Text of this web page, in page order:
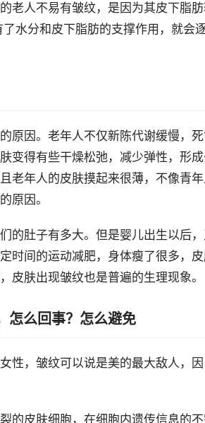
老人不易有皱纹，是因为其皮下脂
水分和皮下脂肪的支撑作用，就会
原因。老年人不仅新陈代谢缓慢，
变得有些干燥松弛，减少弹性，形
老年人的皮肤摸起来很薄，不像青
原因。
的肚子有多大。但是婴儿出生以后，
时间的运动减肥，身体瘦了很多，
皮肤出现皱纹也是普遍的生理现象。
怎么回事？怎么避免
性，皱纹可以说是美的最大敌人，因
的皮肤细胞，在细胞内遗传信息的